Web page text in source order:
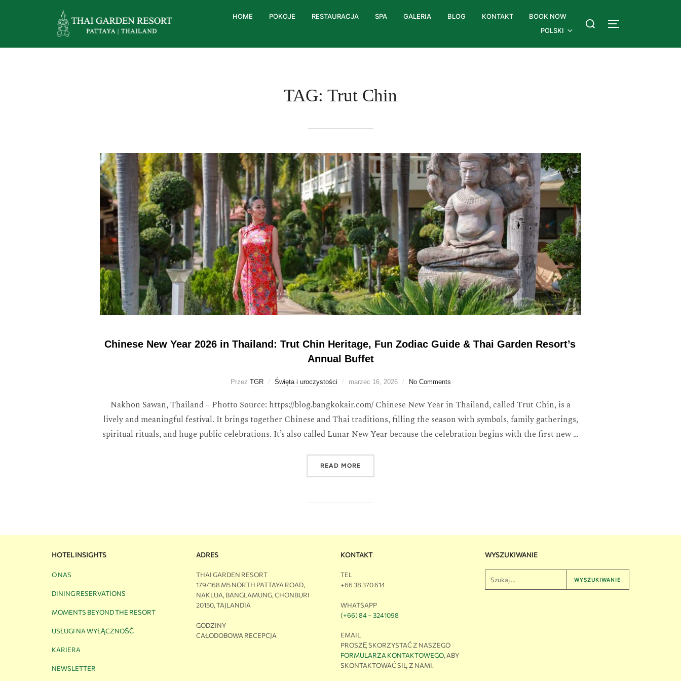
HOME POKOJE RESTAURACJA SPA GALERIA BLOG KONTAKT
BOOK NOW
POLSKI
TAG: Trut Chin
Chinese New Year 2026 in Thailand: Trut Chin Heritage, Fun Zodiac Guide & Thai Garden Resort’s
Annual Buffet
Przez TGR Święta i uroczystości marzec 16, 2026 No Comments
Nakhon Sawan, Thailand – Photto Source: https://blog.bangkokair.com/ Chinese New Year in Thailand, called Trut Chin, is a
lively and meaningful festival. It brings together Chinese and Thai traditions, filling the season with symbols, family gatherings,
spiritual rituals, and huge public celebrations. It’s also called Lunar New Year because the celebration begins with the first new …
READ MORE
HOTEL INSIGHTS
O NAS
DINING RESERVATIONS
MOMENTS BEYOND THE RESORT
USŁUGI NA WYŁĄCZNOŚĆ
KARIERA
NEWSLETTER
ADRES
THAI GARDEN RESORT
179/168 M5 NORTH PATTAYA ROAD,
NAKLUA, BANGLAMUNG, CHONBURI
20150, TAJLANDIA
GODZINY
CAŁODOBOWA RECEPCJA
KONTAKT
TEL
+66 38 370 614
WHATSAPP
(+66) 84 – 3241098
EMAIL
PROSZĘ SKORZYSTAĆ Z NASZEGO
FORMULARZA KONTAKTOWEGO, ABY
SKONTAKTOWAĆ SIĘ Z NAMI.
WYSZUKIWANIE
WYSZUKIWANIE